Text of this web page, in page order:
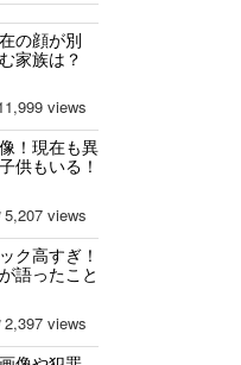
の顔が別
家族は？
views
！現在も異
供もいる！
5,207 views
ク高すぎ！
語ったこと
2,397 views